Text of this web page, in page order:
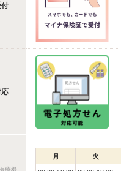
付
応
療機
月 火